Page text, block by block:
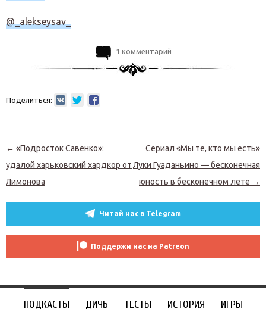
@_alekseysav_
1 комментарий
Поделиться:
Навигация по записям
← «Подросток Савенко»:
удалой харьковский хардкор от
Лимонова
Сериал «Мы те, кто мы есть»
Луки Гуаданьино — бесконечная
юность в бесконечном лете →
Читай нас в Telegram
Поддержи нас на Patreon
ПОДКАСТЫ ДИЧЬ ТЕСТЫ ИСТОРИЯ ИГРЫ